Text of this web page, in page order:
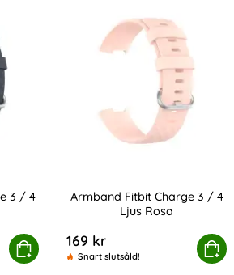
3 / 4
Köp 3 / 4 Mörk Blå
Armband Fitbit Charge 3 / 4
Ljus Rosa
169 kr
Snart slutsåld!
Köp
Armband Fitbit